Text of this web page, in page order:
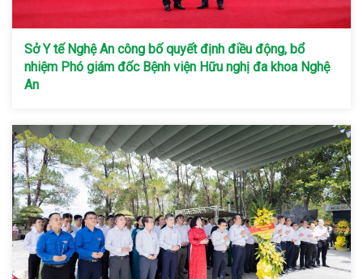
Sở Y tế Nghệ An công bố quyết định điều động, bổ
nhiệm Phó giám đốc Bệnh viện Hữu nghị đa khoa Nghệ
An